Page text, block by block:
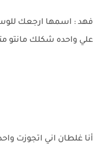
فهد : اسمها ارجعك
علي واحده شكلك مانتو
أنا غلطان اني اتجوزت